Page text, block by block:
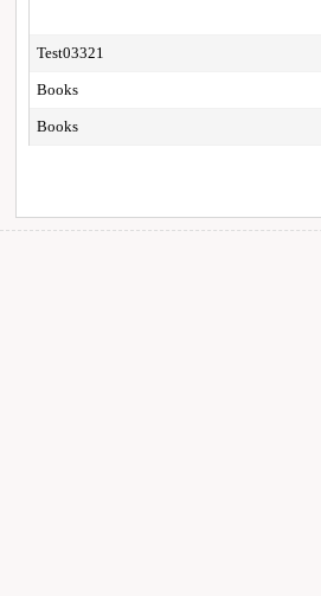
Test03321
Books
Books